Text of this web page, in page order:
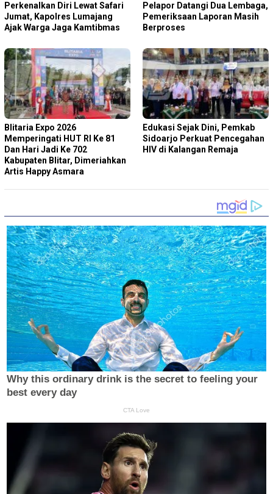
Perkenalkan Diri Lewat Safari
Jumat, Kapolres Lumajang
Ajak Warga Jaga Kamtibmas
Pelapor Datangi Dua Lembaga,
Pemeriksaan Laporan Masih
Berproses
Blitaria Expo 2026
Memperingati HUT RI Ke 81
Dan Hari Jadi Ke 702
Kabupaten Blitar, Dimeriahkan
Artis Happy Asmara
Edukasi Sejak Dini, Pemkab
Sidoarjo Perkuat Pencegahan
HIV di Kalangan Remaja